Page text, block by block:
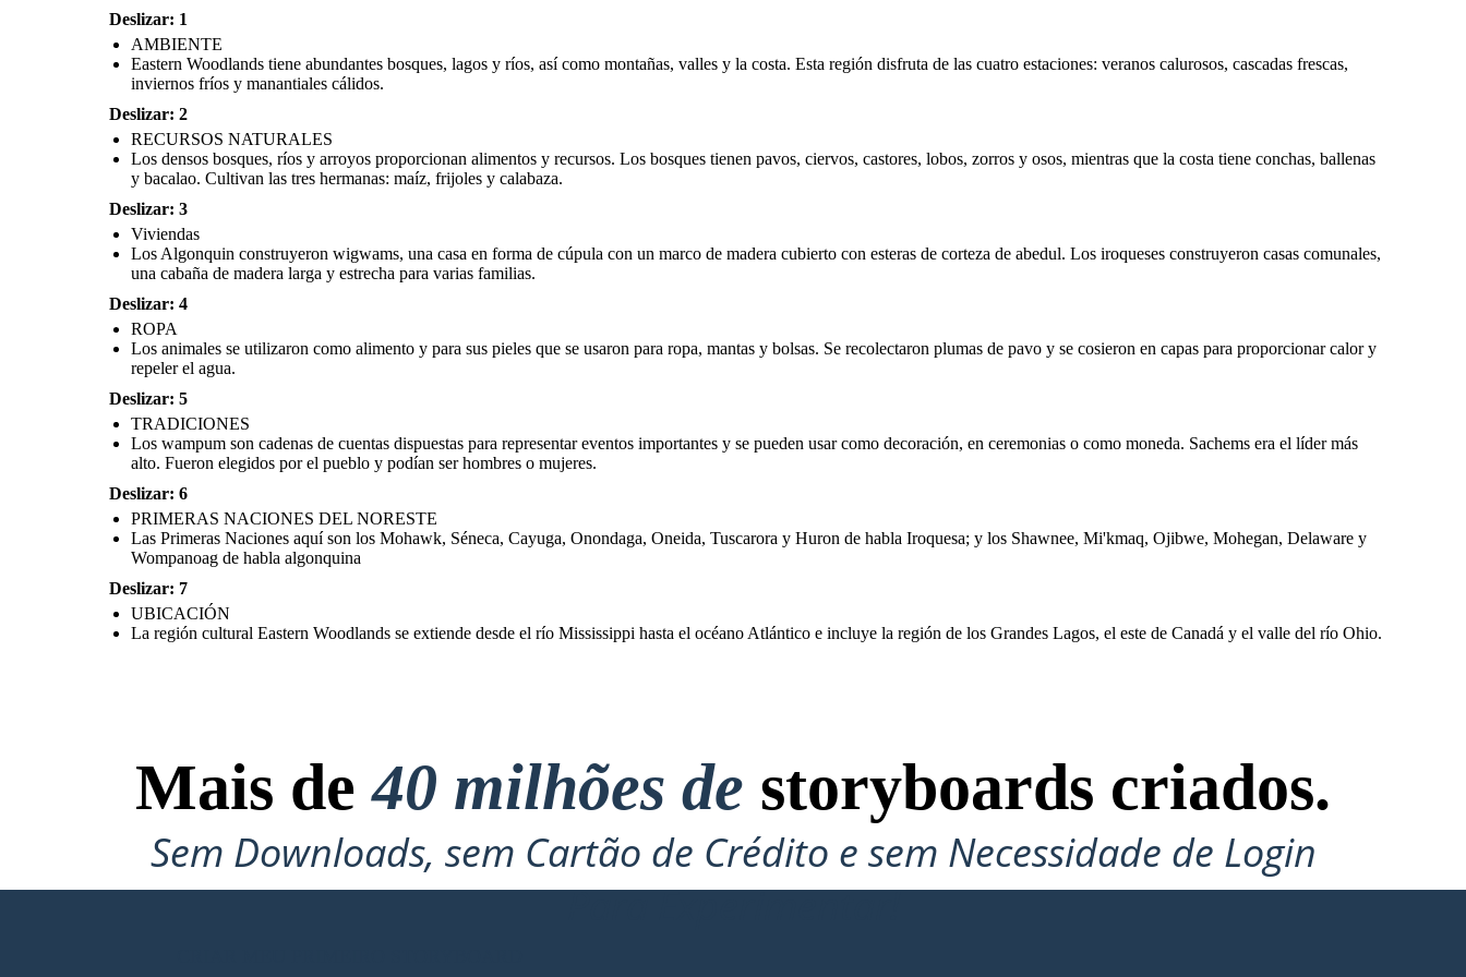
construyeron casas comunales, una cabaña de
madera larga y estrecha para varias familias.
Los animales se utilizaron como alimento y para sus
recolectaron plumas de pavo y se cosieron en capas
para proporcionar calor y repeler el agua.
TRADICIONES
Eastern Woodlands
lagos y ríos, así como montañas, valles y la costa.
con esteras de corteza de abedul. Los iroqueses
construyeron casas comunales, una cabaña de
La región cultural Eastern Woodlands seextiende
el río Mississippi hasta el océano Atlántico e
incluye la región de los Grandes Lagos, el este de
Canadá y el valle del río Ohio.
AMBIENTE
RECURSOS NATURALES
PRIMERAS NACIONES DEL NORESTE
UBICACIÓN
veranos calurosos, cascadas frescas, inviernos fríos
y manantiales cálidos.
ciervos, castores, lobos, zorros y osos, mientras que
la costa tiene conchas, ballenas y bacalao.Cultivan
las tres hermanas: maíz, frijoles y calabaza.
el río Mississippi hasta el océano Atlántico e
incluye la región de los Grandes Lagos, el este de
Canadá y el valle del río Ohio.
Deslizar: 1
AMBIENTE
Eastern Woodlands tiene abundantes bosques, lagos y ríos, así como montañas, valles y la costa. Esta región disfruta de las cuatro estaciones: veranos calurosos, cascadas frescas,
inviernos fríos y manantiales cálidos.
Deslizar: 2
RECURSOS NATURALES
Los densos bosques, ríos y arroyos proporcionan alimentos y recursos. Los bosques tienen pavos, ciervos, castores, lobos, zorros y osos, mientras que la costa tiene conchas, ballenas
y bacalao. Cultivan las tres hermanas: maíz, frijoles y calabaza.
Deslizar: 3
Viviendas
Los Algonquin construyeron wigwams, una casa en forma de cúpula con un marco de madera cubierto con esteras de corteza de abedul. Los iroqueses construyeron casas comunales,
una cabaña de madera larga y estrecha para varias familias.
Deslizar: 4
ROPA
Los animales se utilizaron como alimento y para sus pieles que se usaron para ropa, mantas y bolsas. Se recolectaron plumas de pavo y se cosieron en capas para proporcionar calor y
repeler el agua.
Deslizar: 5
TRADICIONES
Los wampum son cadenas de cuentas dispuestas para representar eventos importantes y se pueden usar como decoración, en ceremonias o como moneda. Sachems era el líder más
alto. Fueron elegidos por el pueblo y podían ser hombres o mujeres.
Deslizar: 6
PRIMERAS NACIONES DEL NORESTE
Las Primeras Naciones aquí son los Mohawk, Séneca, Cayuga, Onondaga, Oneida, Tuscarora y Huron de habla Iroquesa; y los Shawnee, Mi'kmaq, Ojibwe, Mohegan, Delaware y
Wompanoag de habla algonquina
Deslizar: 7
UBICACIÓN
La región cultural Eastern Woodlands se extiende desde el río Mississippi hasta el océano Atlántico e incluye la región de los Grandes Lagos, el este de Canadá y el valle del río Ohio.
Mais de40 milhões de storyboards criados.
Sem Downloads, sem Cartão de Crédito e sem Necessidade de Login
Para Experimentar!